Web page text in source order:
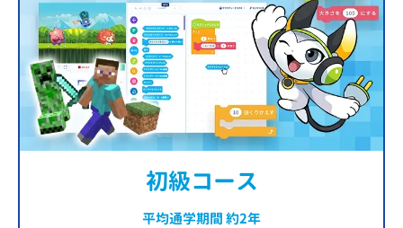
初級コース
平均通学期間 約2年